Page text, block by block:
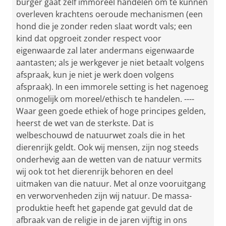
overleven krachtens oeroude mechanismen (een
hond die je zonder reden slaat wordt vals; een
kind dat opgroeit zonder respect voor
eigenwaarde zal later andermans eigenwaarde
aantasten; als je werkgever je niet betaalt volgens
afspraak, kun je niet je werk doen volgens
afspraak). In een immorele setting is het nagenoeg
onmogelijk om moreel/ethisch te handelen. ----
Waar geen goede ethiek of hoge principes gelden,
heerst de wet van de sterkste. Dat is
welbeschouwd de natuurwet zoals die in het
dierenrijk geldt. Ook wij mensen, zijn nog steeds
onderhevig aan de wetten van de natuur vermits
wij ook tot het dierenrijk behoren en deel
uitmaken van die natuur. Met al onze vooruitgang
en verworvenheden zijn wij natuur. De massa-
produktie heeft het gapende gat gevuld dat de
afbraak van de religie in de jaren vijftig in ons